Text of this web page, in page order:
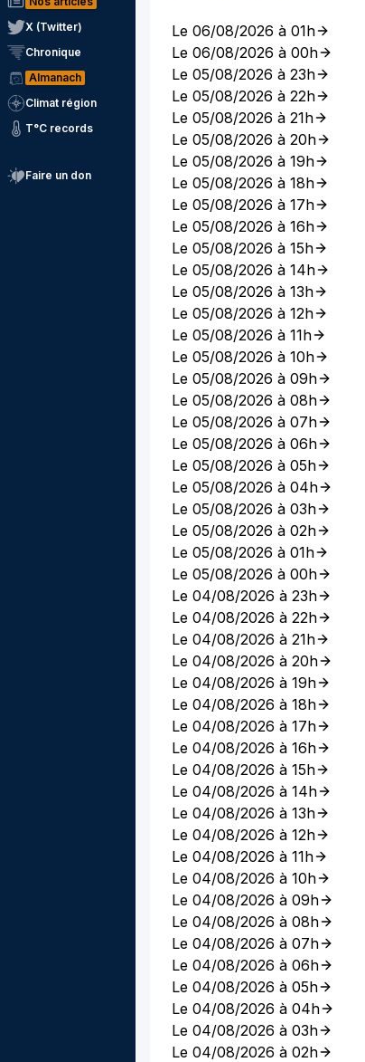
X (Twitter)
Chronique
Almanach
Climat région
T°C records
Faire un don
Le 06/08/2026 à 01h
Le 06/08/2026 à 00h
Le 05/08/2026 à 23h
Le 05/08/2026 à 22h
Le 05/08/2026 à 21h
Le 05/08/2026 à 20h
Le 05/08/2026 à 19h
Le 05/08/2026 à 18h
Le 05/08/2026 à 17h
Le 05/08/2026 à 16h
Le 05/08/2026 à 15h
Le 05/08/2026 à 14h
Le 05/08/2026 à 13h
Le 05/08/2026 à 12h
Le 05/08/2026 à 11h
Le 05/08/2026 à 10h
Le 05/08/2026 à 09h
Le 05/08/2026 à 08h
Le 05/08/2026 à 07h
Le 05/08/2026 à 06h
Le 05/08/2026 à 05h
Le 05/08/2026 à 04h
Le 05/08/2026 à 03h
Le 05/08/2026 à 02h
Le 05/08/2026 à 01h
Le 05/08/2026 à 00h
Le 04/08/2026 à 23h
Le 04/08/2026 à 22h
Le 04/08/2026 à 21h
Le 04/08/2026 à 20h
Le 04/08/2026 à 19h
Le 04/08/2026 à 18h
Le 04/08/2026 à 17h
Le 04/08/2026 à 16h
Le 04/08/2026 à 15h
Le 04/08/2026 à 14h
Le 04/08/2026 à 13h
Le 04/08/2026 à 12h
Le 04/08/2026 à 11h
Le 04/08/2026 à 10h
Le 04/08/2026 à 09h
Le 04/08/2026 à 08h
Le 04/08/2026 à 07h
Le 04/08/2026 à 06h
Le 04/08/2026 à 05h
Le 04/08/2026 à 04h
Le 04/08/2026 à 03h
Le 04/08/2026 à 02h